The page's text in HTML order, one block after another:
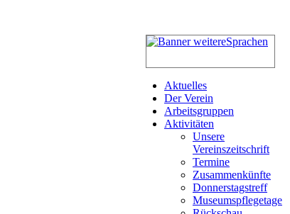
Aktuelles
Der Verein
Arbeitsgruppen
Aktivitäten
Unsere
Vereinszeitschrift
Termine
Zusammenkünfte
Donnerstagstreff
Museumspflegetage